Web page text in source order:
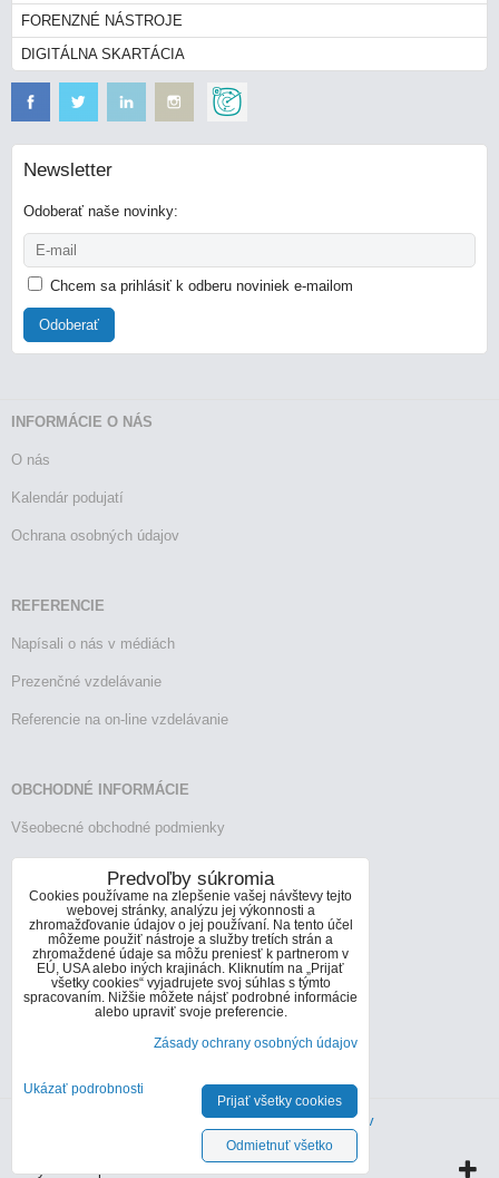
FORENZNÉ NÁSTROJE
DIGITÁLNA SKARTÁCIA
Newsletter
Odoberať naše novinky:
Chcem sa prihlásiť k odberu noviniek e-mailom
Odoberať
INFORMÁCIE O NÁS
O nás
Kalendár podujatí
Ochrana osobných údajov
REFERENCIE
Napísali o nás v médiách
Prezenčné vzdelávanie
Referencie na on-line vzdelávanie
OBCHODNÉ INFORMÁCIE
Všeobecné obchodné podmienky
Reklamačný poriadok
Vrátenie tovaru
KONTAKTY
Informácie o kontaktoch
+421 905 272 066
Zásady ochrany osobných údajov
Vytvorené pomocou:BiznisWeb.sk
Predvoľby súkromia
Cookies používame na zlepšenie vašej návštevy tejto
webovej stránky, analýzu jej výkonnosti a
zhromažďovanie údajov o jej používaní. Na tento účel
môžeme použiť nástroje a služby tretích strán a
zhromaždené údaje sa môžu preniesť k partnerom v
EÚ, USA alebo iných krajinách. Kliknutím na „Prijať
všetky cookies“ vyjadrujete svoj súhlas s týmto
spracovaním. Nižšie môžete nájsť podrobné informácie
alebo upraviť svoje preferencie.
Zásady ochrany osobných údajov
Ukázať podrobnosti
Prijať všetky cookies
Odmietnuť všetko